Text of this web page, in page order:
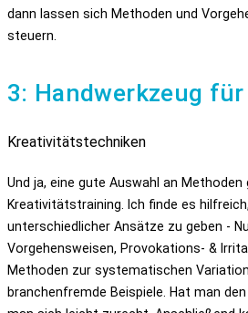
dann lassen sich Methoden und
steuern.
3: Handwerkzeug
Kreativitätstechniken
Und ja, eine gute Auswahl an
Kreativitätstraining. Ich finde es
unterschiedlicher Ansätze zu geben -
Vorgehensweisen, Provokations- &
Methoden zur systematischen
branchenfremde Beispiele. Hat man